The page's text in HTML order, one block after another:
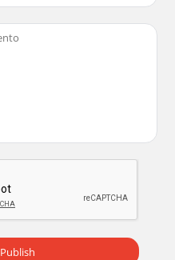
Publish